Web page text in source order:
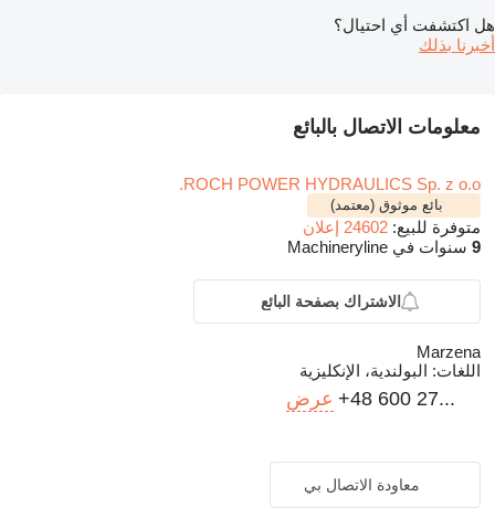
هل اكتشفت أي احتيال؟
أخبرنا بذلك
معلومات الاتصال بالبائع
ROCH POWER HYDRAULICS Sp. z o.o.
بائع موثوق (معتمد)
متوفرة للبيع: 24602 إعلان
9 سنوات في Machineryline
الاشتراك بصفحة البائع
Marzena
اللغات: البولندية، الإنكليزية
+48 600 27... عرض
معاودة الاتصال بي